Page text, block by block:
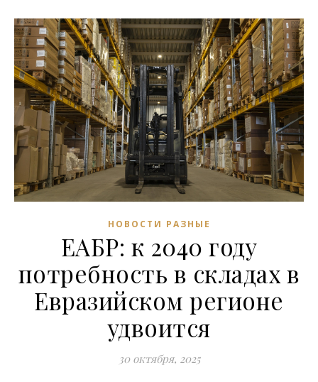
НОВОСТИ РАЗНЫЕ
ЕАБР: к 2040 году
потребность в складах в
Евразийском регионе
удвоится
30 октября, 2025